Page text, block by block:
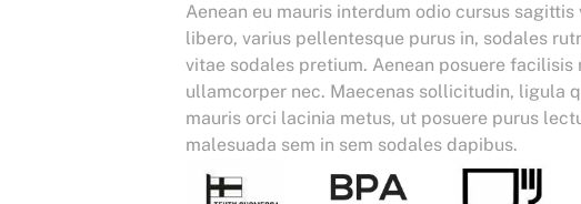
Aenean eu mauris interdum odio cursus
libero, varius pellentesque purus in, sodales
vitae sodales pretium. Aenean posuere facilisis
ullamcorper nec. Maecenas sollicitudin, ligula
mauris orci lacinia metus, ut posuere purus
malesuada sem in sem sodales dapibus.